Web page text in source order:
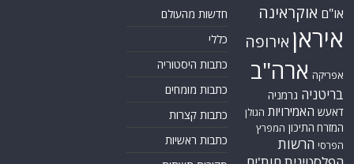
או"ם אוקראינה
איראן אירופה
אפריקה ארה"ב
בריטניה גרמניה
דאעש האמירויות הגולן
המזרח התיכון המפרץ
הפרסי הרשות
חדשות מהעולם
כללי
כתבות היסטוריה
כתבות מומחים
כתבות קצרות
כתבות ראשיות